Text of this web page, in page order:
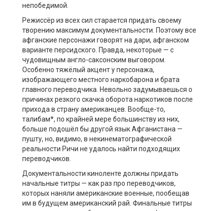
непобедимой.
Режиссёр из всех сил старается придать своему
творению максимум документальности. Поэтому все
афганские персонажи говорят на дари, афганском
варианте персидского. Правда, некоторые — с
чудовищным англо-саксонским выговором.
Особенно тяжёлый акцент у персонажа,
изображающего местного наркобарона и брата
главного переводчика. Невольно задумываешься о
причинах резкого скачка оборота наркотиков после
прихода в страну американцев. Вообще-то,
талибам*, по крайней мере большинству из них,
больше подошёл бы другой язык Афганистана —
пушту, но, видимо, в некинематографической
реальности Ричи не удалось найти подходящих
переводчиков.
Документальности киноленте должны придать
начальные титры — как раз про переводчиков,
которых наняли американские военные, пообещав
им в будущем американский рай. Финальные титры